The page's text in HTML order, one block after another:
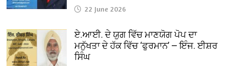
22 June 2026
ਏ.ਆਈ. ਦੇ ਯੁਗ ਵਿੱਚ ਮਾਣਯੋਗ ਪੋਪ ਦਾ
ਮਨੁੱਖਤਾ ਦੇ ਹੱਕ ਵਿੱਚ ‘ਫੁਰਮਾਨ’ — ਇੰਜ. ਈਸ਼ਰ
ਸਿੰਘ